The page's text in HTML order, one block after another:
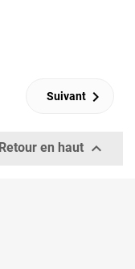
Suivant 
Retour en haut 